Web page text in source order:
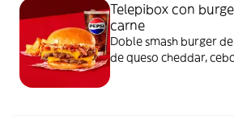
Telepibox con
carne
Doble smash burger
de queso cheddar,